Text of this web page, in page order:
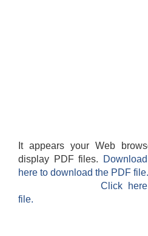
It appears your Web
display PDF files.
here to download the PDF file.
Click
file.